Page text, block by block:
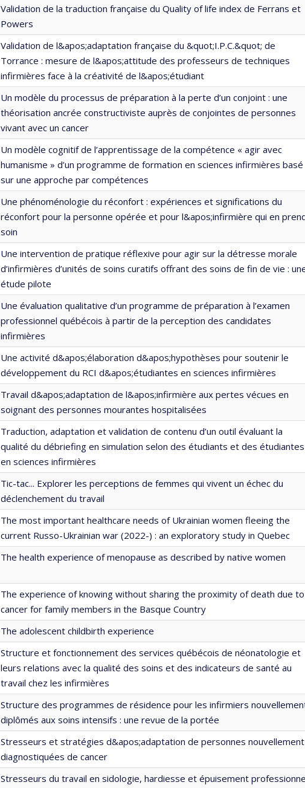
Validation de la traduction française du Quality of life index de Ferrans et
Powers
Validation de l&apos;adaptation française du &quot;I.P.C.&quot; de
Torrance : mesure de l&apos;attitude des professeurs de techniques
infirmières face à la créativité de l&apos;étudiant
Un modèle du processus de préparation à la perte d’un conjoint : une
théorisation ancrée constructiviste auprès de conjointes de personnes
vivant avec un cancer
Un modèle cognitif de l’apprentissage de la compétence « agir avec
humanisme » d’un programme de formation en sciences infirmières basé
sur une approche par compétences
Une phénoménologie du réconfort : expériences et significations du
réconfort pour la personne opérée et pour l&apos;infirmière qui en
soin
Une intervention de pratique réflexive pour agir sur la détresse morale
d’infirmières d’unités de soins curatifs offrant des soins de fin de vie :
étude pilote
Une évaluation qualitative d’un programme de préparation à l’examen
professionnel québécois à partir de la perception des candidates
infirmières
Une activité d&apos;élaboration d&apos;hypothèses pour soutenir le
développement du RCI d&apos;étudiantes en sciences infirmières
Travail d&apos;adaptation de l&apos;infirmière aux pertes vécues en
soignant des personnes mourantes hospitalisées
Traduction, adaptation et validation de contenu d’un outil évaluant la
qualité du débriefing en simulation selon des étudiants et des étudiantes
en sciences infirmières
Tic-tac... Explorer les perceptions de femmes qui vivent un échec du
déclenchement du travail
The most important healthcare needs of Ukrainian women fleeing the
current Russo-Ukrainian war (2022-) : an exploratory study in Quebec
The health experience of menopause as described by native women
The experience of knowing without sharing the proximity of death due to
cancer for family members in the Basque Country
The adolescent childbirth experience
Structure et fonctionnement des services québécois de néonatologie et
leurs relations avec la qualité des soins et des indicateurs de santé au
travail chez les infirmières
Structure des programmes de résidence pour les infirmiers
diplômés aux soins intensifs : une revue de la portée
Stresseurs et stratégies d&apos;adaptation de personnes nouvellement
diagnostiquées de cancer
Stresseurs du travail en sidologie, hardiesse et épuisement